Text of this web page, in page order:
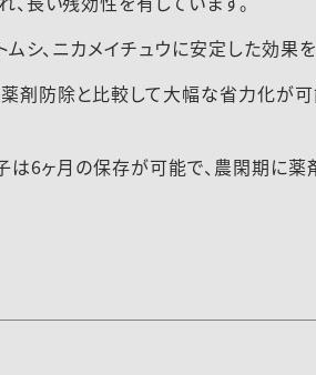
シ、ニカメイチュウに安定した効果を
防除と比較して大幅な省力化が
6ヶ月の保存が可能で、農閑期に